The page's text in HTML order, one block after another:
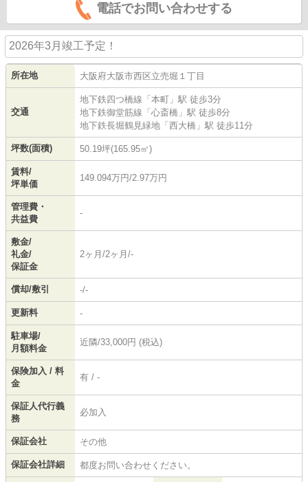
電話でお問い合わせする
2026年3月竣工予定！
所在地 大阪府大阪市西区立売堀 １丁目
交通
地下鉄四つ橋線 「本町 」駅 徒歩3分
地下鉄御堂筋線 「心斎橋 」駅 徒歩8分
地下鉄長堀鶴見緑地 「西大橋 」駅 徒歩11分
坪数(面積) 50.19坪(165.95㎡)
賃料/
坪単価
149.094万円/2.97万円
管理費・
共益費
-
敷金/
礼金/
保証金
2ヶ月/2ヶ月/-
償却/敷引 -/-
更新料 -
駐車場/
月額料金
近隣/33,000円 (税込)
保険加入 / 料
金
有 / -
保証人代行義
務
必加入
保証会社 その他
保証会社詳細 都度お問い合わせください。